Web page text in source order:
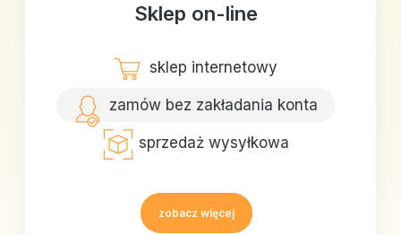
Sklep on-line
sklep internetowy
zamów bez zakładania konta
sprzedaż wysyłkowa
zobacz więcej